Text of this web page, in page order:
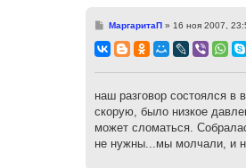
С
о
б
и
е
МаргаритаП» 16 ноя 2007,
наш разговор состоялся в
скорую, было низкое
может сломаться.
не нужны...мы молчали, и